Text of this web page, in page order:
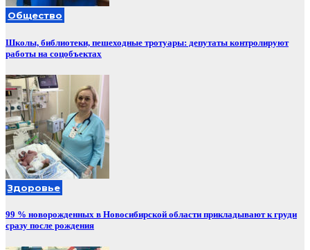
Общество
Школы, библиотеки, пешеходные тротуары: депутаты контролируют
работы на соцобъектах
Здоровье
99 % новорожденных в Новосибирской области прикладывают к груди
сразу после рождения